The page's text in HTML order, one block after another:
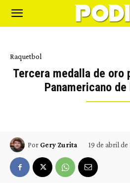
Raquetbol
Tercera medalla de oro
Panamericano de
Por Gery Zurita 19 de abril de